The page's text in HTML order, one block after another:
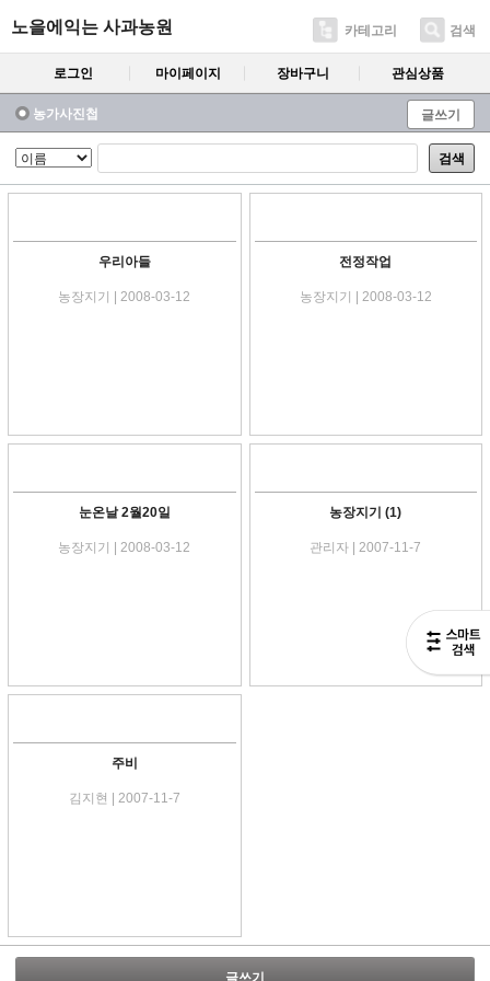
노을에익는 사과농원 카테고리 검색
로그인 마이페이지 장바구니 관심상품
농가사진첩 글쓰기
검색
우리아들
농장지기 | 2008-03-12
전정작업
농장지기 | 2008-03-12
눈온날 2월20일
농장지기 | 2008-03-12
농장지기(1)
관리자 | 2007-11-7
주비
김지현 | 2007-11-7
글쓰기